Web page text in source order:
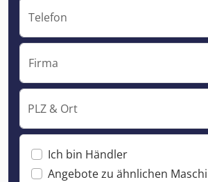
Telefon
Firma
PLZ & Ort
Ich bin Händler
Angebote zu ähnlichen